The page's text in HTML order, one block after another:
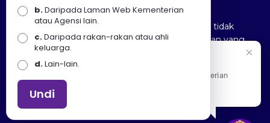
Penafian : Kerajaan Malaysia dan Kementerian
Pelancongan Seni dan Budaya (MOTAC) adalah tidak
bertanggungjawab atas kehilangan atau kerugian yang
disebabkan oleh penggunaan mana-mana maklumat
yang diperolehi dari portal ini.
Hakcipta © 2025 KEMENTERIAN PELANCONGAN SENI
DAN BUDAYA. | Hak Cipta Terpelihara.
b.Daripada Laman Web Kementerian
atau Agensi lain.
c.Daripada rakan-rakan atau ahli
keluarga.
d.Lain-lain.
Undi
Apa Khabar! Selamat datang ke Portal Rasmi Kementerian
Pelancongan, Seni dan Budaya